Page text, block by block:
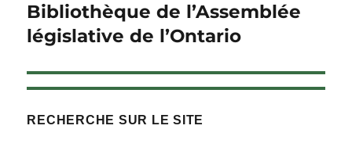
Suivant :
Bibliothèque de l’Assemblée
législative de l’Ontario
RECHERCHE SUR LE SITE